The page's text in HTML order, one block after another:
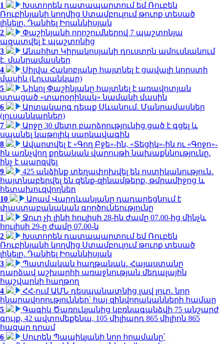
1
Խստորեն դատապարտում եմ Ռուբեն
Ռուբինյանի կողմից Ստամբուլում թուրք տեսած
լինելը. Դանիել Իոաննիսյան
2
Փաշինյանի որոշումներով 7 պաշտոնյա
ազատվել է պաշտոնից
3
Անահիտ Կիրակոսյանի դուստրն ամուսնանում
է. մանրամասներ
4
Սիլվա Հակոբյանը հայտնել է ցավալի կորստի
մասին (Լուսանկար)
5
Նիկոլ Փաշինյանը հայտնել է առավոտյան
ստացած «տարօրինակ» նամակի մասին
6
Արտակարգ դեպք Սևանում. Մանրամասներ
(լուսանկարներ)
7
Արջը 30 մետր բարձրությունից ցած է գցել և
սպանել կաթոլիկ սարկավագին
8
Ավարտվել է «Գող Բջե»-ին, «Տեցիկ»-ին ու «Գոջո»-
ին առնչվող քրեական վարույթի նախաքննությունը.
ինչ է պարզվել
9
425 անձինք տեղափոխվել են ոստիկանություն․
հայտնաբերվել են զենք-զինամթերք, թմրամիջոց և
հետախուզվողներ
10
Արամ Վարդևանյանը դադարեցնում է
փաստաբանական գործունեությունը
1
Ջուր չի լինի հուլիսի 28-ին ժամը 07.00-ից մինչև
հուլիսի 29-ը ժամը 07.00-ն
2
Խստորեն դատապարտում եմ Ռուբեն
Ռուբինյանի կողմից Ստամբուլում թուրք տեսած
լինելը. Դանիել Իոաննիսյան
3
Պատմական հաղթանակ․ Հայաստանը
դարձավ աշխարհի առաջնության մեդալային
հաշվարկի հաղթող
4
ՀՀ-ում ԱՄՆ դեսպանատնից լավ լուր․ նոր
հնարավորություններ՝ հայ զինվորականների համար
5
Գագիկ Ծառուկյանից կբռնագանձվի 75 անշարժ
գույք, 42 ավտոմեքենա, 105 միլիարդ 865 միլիոն 865
հազար դրամ
6
Սուրեն Պապիկյանի նոր հրամանը՝